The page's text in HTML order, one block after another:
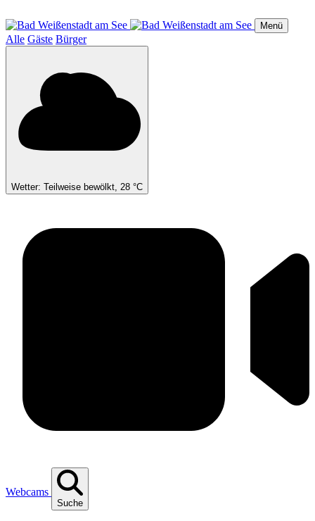
zum
Inhalt
Menü
Alle Gäste Bürger
Wetter: Teilweise bewölkt, 28 °C
Webcams
Suche